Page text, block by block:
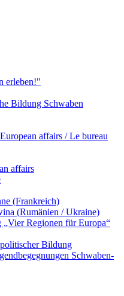
erleben!"
Bildung Schwaben
affairs / Le bureau
affairs
(Frankreich)
(Rumänien / Ukraine)
„Vier Regionen für Europa“
Bildung
Schwaben-